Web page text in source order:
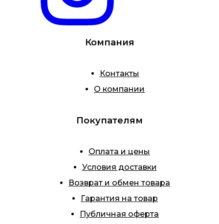
Компания
Контакты
О компании
Покупателям
Оплата и цены
Условия доставки
Возврат и обмен товара
Гарантия на товар
Публичная оферта